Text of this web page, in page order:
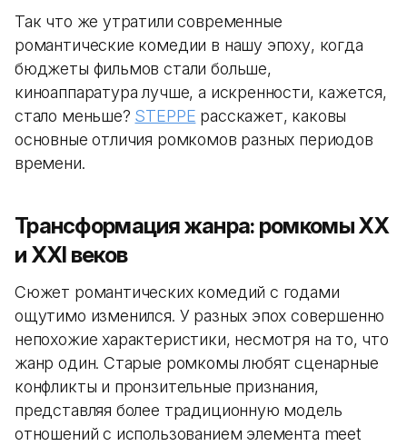
Так что же утратили современные
романтические комедии в нашу эпоху, когда
бюджеты фильмов стали больше,
киноаппаратура лучше, а искренности, кажется,
стало меньше? STEPPE расскажет, каковы
основные отличия ромкомов разных периодов
времени.
Трансформация жанра: ромкомы XX
и XXI веков
Сюжет романтических комедий с годами
ощутимо изменился. У разных эпох совершенно
непохожие характеристики, несмотря на то, что
жанр один. Старые ромкомы любят сценарные
конфликты и пронзительные признания,
представляя более традиционную модель
отношений с использованием элемента meet